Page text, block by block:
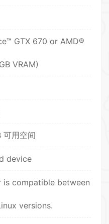
GTX 670 or AMD®
VRAM)
可用空间
device
is compatible between
versions.